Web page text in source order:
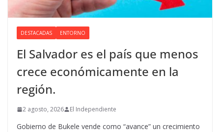
DESTACADAS ENTORNO
El Salvador es el país que menos
crece económicamente en la
región.
2 agosto, 2026 El Independiente
Gobierno de Bukele vende como “avance” un crecimiento